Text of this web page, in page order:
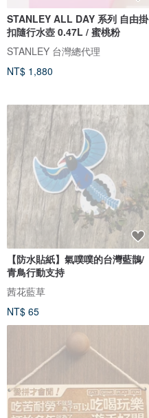
STANLEY ALL DAY 系列 自由掛
扣隨行水壺 0.47L / 蜜桃粉
STANLEY 台灣總代理
NT$ 1,880
【防水貼紙】氣噗噗的台灣藍鵲/
青鳥行動支持
茜花藍草
NT$ 65